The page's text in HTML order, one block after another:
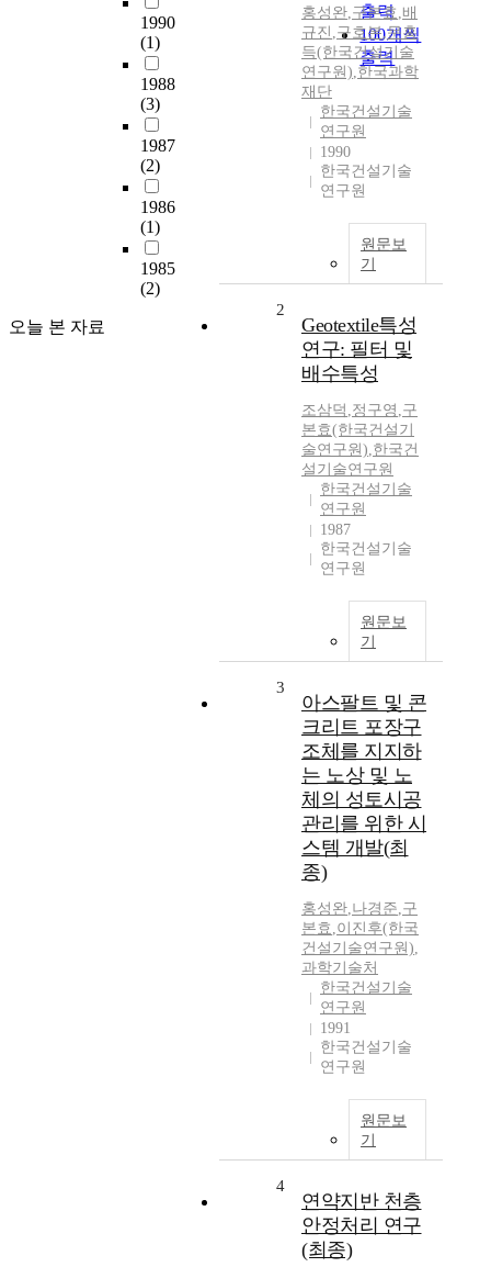
1990
(1)
1988
(3)
1987
(2)
1986
(1)
1985
(2)
오늘 본 자료
출력
100개씩
출력
홍성완,구본효 ,배
규진 ,구호본,문홍
득(한국건설기술
연구원),한국과학
재단
한국건설기술
연구원
1990
한국건설기술
연구원
원문보
기
2
Geotextile특성
연구: 필터 및
배수특성
조삼덕 ,정구영 ,구
본효(한국건설기
술연구원),한국건
설기술연구원
한국건설기술
연구원
1987
한국건설기술
연구원
원문보
기
3
아스팔트 및 콘
크리트 포장구
조체를 지지하
는 노상 및 노
체의 성토시공
관리를 위한 시
스템 개발(최
종)
홍성완,나경준,구
본효 ,이진후(한국
건설기술연구원),
과학기술처
한국건설기술
연구원
1991
한국건설기술
연구원
원문보
기
4
연약지반 천층
안정처리 연구
(최종)